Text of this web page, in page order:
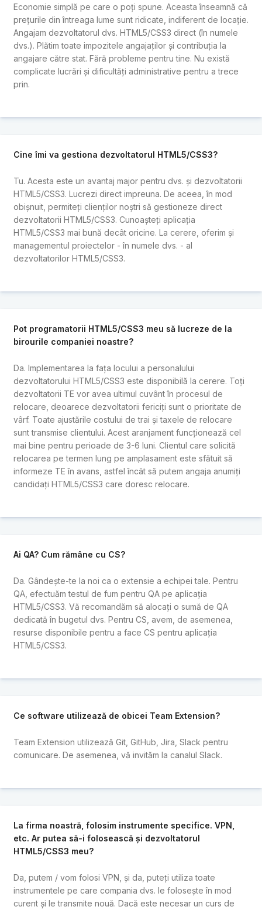
Economie simplă pe care o poți spune. Aceasta înseamnă că
prețurile din întreaga lume sunt ridicate, indiferent de locație.
Angajam dezvoltatorul dvs. HTML5/CSS3 direct (în numele
dvs.). Plătim toate impozitele angajaților și contribuția la
angajare către stat. Fără probleme pentru tine. Nu există
complicate lucrări și dificultăți administrative pentru a trece
prin.
Cine îmi va gestiona dezvoltatorul HTML5/CSS3?
Tu. Acesta este un avantaj major pentru dvs. și dezvoltatorii
HTML5/CSS3. Lucrezi direct impreuna. De aceea, în mod
obișnuit, permiteți clienților noștri să gestioneze direct
dezvoltatorii HTML5/CSS3. Cunoașteți aplicația
HTML5/CSS3 mai bună decât oricine. La cerere, oferim și
managementul proiectelor - în numele dvs. - al
dezvoltatorilor HTML5/CSS3.
Pot programatorii HTML5/CSS3 meu să lucreze de la
birourile companiei noastre?
Da. Implementarea la fața locului a personalului
dezvoltatorului HTML5/CSS3 este disponibilă la cerere. Toți
dezvoltatorii TE vor avea ultimul cuvânt în procesul de
relocare, deoarece dezvoltatorii fericiți sunt o prioritate de
vârf. Toate ajustările costului de trai și taxele de relocare
sunt transmise clientului. Acest aranjament funcționează cel
mai bine pentru perioade de 3-6 luni. Clientul care solicită
relocarea pe termen lung pe amplasament este sfătuit să
informeze TE în avans, astfel încât să putem angaja anumiți
candidați HTML5/CSS3 care doresc relocare.
Ai QA? Cum rămâne cu CS?
Da. Gândește-te la noi ca o extensie a echipei tale. Pentru
QA, efectuăm testul de fum pentru QA pe aplicația
HTML5/CSS3. Vă recomandăm să alocați o sumă de QA
dedicată în bugetul dvs. Pentru CS, avem, de asemenea,
resurse disponibile pentru a face CS pentru aplicația
HTML5/CSS3.
Ce software utilizează de obicei Team Extension?
Team Extension utilizează Git, GitHub, Jira, Slack pentru
comunicare. De asemenea, vă invităm la canalul Slack.
La firma noastră, folosim instrumente specifice. VPN,
etc. Ar putea să-i folosească și dezvoltatorul
HTML5/CSS3 meu?
Da, putem / vom folosi VPN, și da, puteți utiliza toate
instrumentele pe care compania dvs. le folosește în mod
curent și le transmite nouă. Dacă este necesar un curs de